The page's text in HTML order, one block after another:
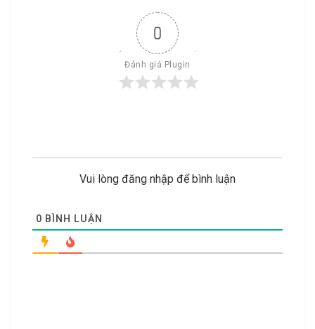
0
Đánh giá Plugin
Vui lòng đăng nhập để bình luận
0 BÌNH LUẬN